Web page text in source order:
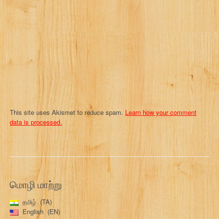
t
n
This site uses Akismet to reduce spam. Learn how your comment
data is processed.
மொழி மாற்று
தமிழ்
TA
English
EN